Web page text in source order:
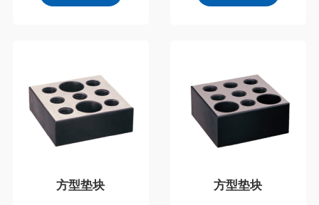
方型垫块 方型垫块